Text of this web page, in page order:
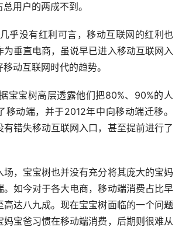
用户的两成不到。
乎没有红利可言，移动互联网的红利也
为垂直电商，虽说早已进入移动互联网入
动互联网时代的趋势。
宝宝树高层透露他们把80%、90%的人
移动端，并于2012年中向移动端迁移。
有错失移动互联网入口，甚至提前进行了
场，宝宝树也并没有充分将其庞大的宝妈
。如今对于各大电商，移动端消费占比早
高达八九成。现在宝宝树面临的一个问题
妈宝爸习惯在移动端消费，后期则很难从